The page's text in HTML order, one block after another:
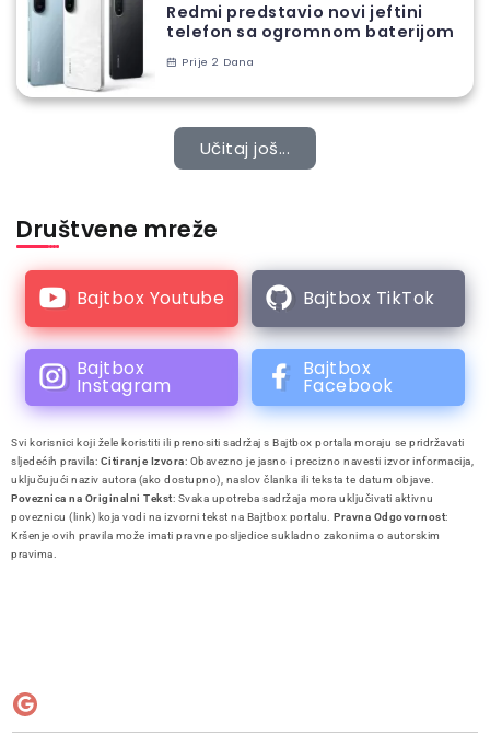
Redmi predstavio novi jeftini
telefon sa ogromnom baterijom
Prije 2 Dana
Učitaj još...
Društvene mreže
Bajtbox Youtube Bajtbox TikTok
Bajtbox
Instagram
Bajtbox
Facebook
Svi korisnici koji žele koristiti ili prenositi sadržaj s Bajtbox portala moraju se pridržavati
sljedećih pravila: Citiranje Izvora: Obavezno je jasno i precizno navesti izvor informacija,
uključujući naziv autora (ako dostupno), naslov članka ili teksta te datum objave.
Poveznica na Originalni Tekst: Svaka upotreba sadržaja mora uključivati aktivnu
poveznicu (link) koja vodi na izvorni tekst na Bajtbox portalu. Pravna Odgovornost:
Kršenje ovih pravila može imati pravne posljedice sukladno zakonima o autorskim
pravima.